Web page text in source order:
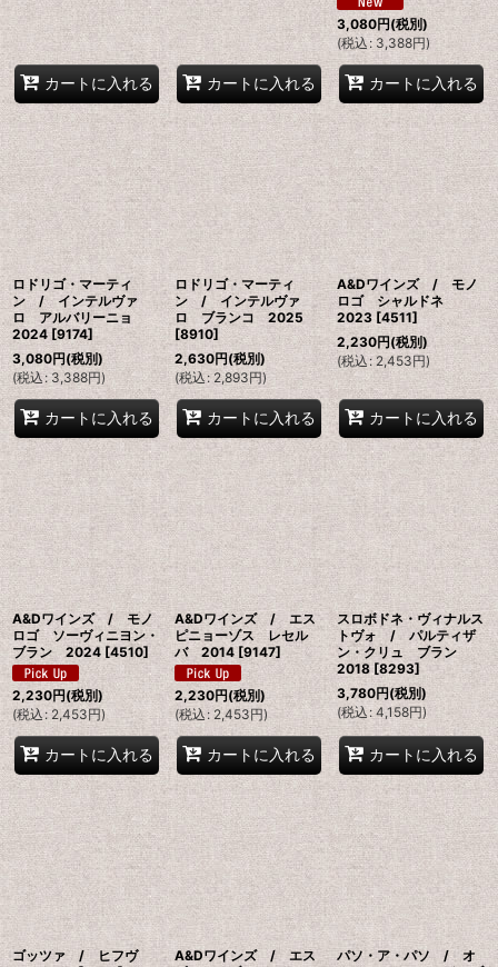
カートに入れる カートに入れる
3,080円(税別)
(税込: 3,388円)
カートに入れる
ロドリゴ・マーティ
ン / インテルヴァ
ロ アルバリーニョ
2024 [9174]
3,080円(税別)
(税込 : 3,388円)
カートに入れる
ロドリゴ・マーティ
ン / インテルヴァ
ロ ブランコ 2025
[8910]
2,630円(税別)
(税込: 2,893円)
カートに入れる
A&Dワインズ / モノ
ロゴ シャルドネ
2023 [4511]
2,230円(税別)
(税込 : 2,453円)
カートに入れる
A&Dワインズ / モノ
ロゴ ソーヴィニヨン・
ブラン 2024 [4510]
2,230円(税別)
(税込: 2,453円)
カートに入れる
A&Dワインズ / エス
ピニョーゾス レセル
バ 2014 [9147]
2,230円(税別)
(税込 : 2,453円)
カートに入れる
スロボドネ・ヴィナルス
トヴォ / パルティザ
ン・クリュ ブラン
2018 [8293]
3,780円(税別)
(税込: 4,158円)
カートに入れる
ゴッツァ / ヒフヴ
A&Dワインズ / エス
パソ・ア・パソ / オ